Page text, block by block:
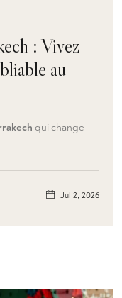
: Vivez
au
qui change
Jul 2, 2026